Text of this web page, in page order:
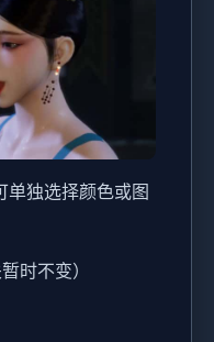
单独选择颜色或图
时不变）